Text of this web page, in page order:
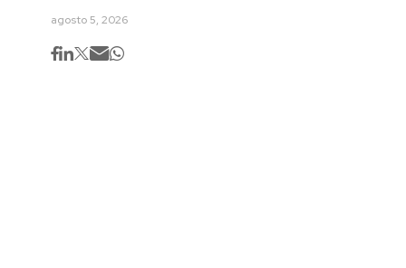
agosto 5, 2026